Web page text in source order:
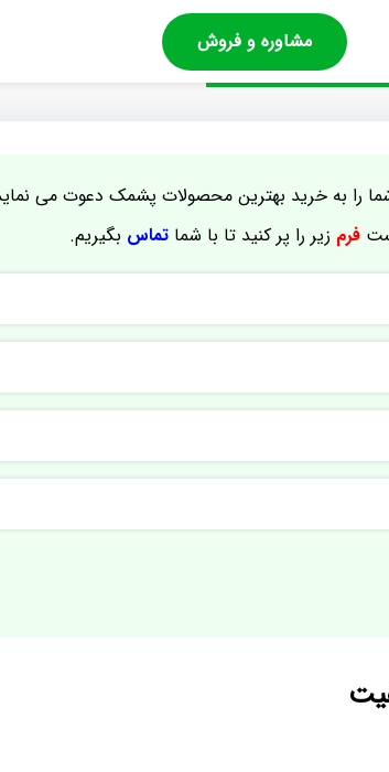
مشاوره و فروش
را به خرید بهترین محصولات پشمک دعوت می
فرم زیر را پر کنید تا با شماتماس بگیریم.